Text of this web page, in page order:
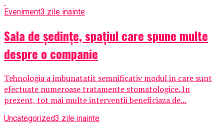
Eveniment3 zile inainte
Sala de ședințe, spațiul care spune multe
despre o companie
Tehnologia a imbunatatit semnificativ modul in care sunt
efectuate numeroase tratamente stomatologice. In
prezent, tot mai multe interventii beneficiaza de...
Uncategorized3 zile inainte